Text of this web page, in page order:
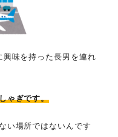
味を持った長男を連れ
ゃぎです。
い場所ではないんです